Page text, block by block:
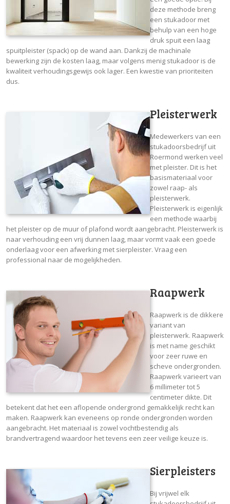
deze methode breng
een stukadoor met
behulp van een hoge
druk spuit een laag
spuitpleister (spack) op de wand aan. Dankzij de machinale
bewerking zijn de kosten laag, maar volgens menig stukadoor is de
kwaliteit verhoudingsgewijs ook lager. Een kwestie van prioriteiten
dus.
Pleisterwerk
Medewerkers van een
stukadoorsbedrijf uit
Roermond werken veel
met pleister. Dit is het
basismateriaal voor
zowel raap- als
pleisterwerk.
Pleisterwerk is eigenlijk
een methode waarbij
het pleister op de muur of plafond wordt aangebracht. Pleisterwerk is
naar verhouding een vrij dunnen laag, maar vormt vaak een goede
onderlaag voor een afwerking met sierpleister. Vraag een
professional naar de mogelijkheden.
Raapwerk
Raapwerk is de dikkere
variant van
pleisterwerk. Raapwerk
is met name geschikt
voor zeer ruwe en
scheve ondergronden.
Raapwerk varieert van
6 millimeter tot 5
centimeter dikte. Dit
betekent dat het een aflopende ondergrond gemakkelijk recht kan
maken. Raapwerk kan eveneens op ronde ondergronden worden
aangebracht. Het materiaal is zowel vochtbestendig als
brandvertragend waardoor het tevens een zeer veilige keuze is.
Sierpleisters
Bij vrijwel elk